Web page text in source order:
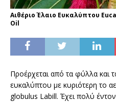
Αιθέριο Έλαιο Ευκαλύπτου
Oil
Προέρχεται από τα φύλλα και
ευκαλύπτου με κυριότερη το
globulus Labill. Έχει πολύ